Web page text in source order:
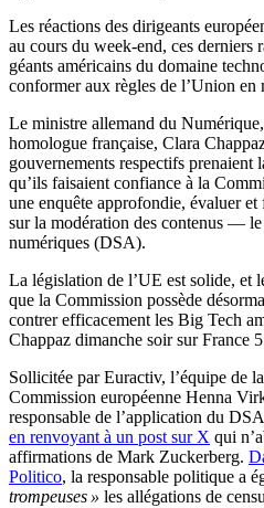
Les réactions des dirigeants
au cours du week-end, ces derniers
géants américains du domaine
conformer aux règles de l’Union en
Le ministre allemand du
homologue française, Clara
gouvernements respectifs prenaient
qu’ils faisaient confiance à la
une enquête approfondie, évaluer
sur la modération des contenus —
numériques (DSA).
La législation de l’UE est solide, et
que la Commission possède
contrer efficacement les Big Tech
Chappaz dimanche soir sur France
Sollicitée par Euractiv, l’équipe de
Commission européenne Henna
responsable de l’application du
en renvoyant à un post sur X qui
affirmations de Mark Zuckerberg.
Politico, la responsable politique a
trompeuses » les allégations de